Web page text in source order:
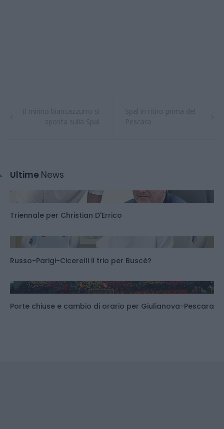
Ultime News
Triennale per Christian D'Errico
Russo-Parigi-Cicerelli il trio per Buscè?
Porte chiuse e cambio di orario per Giulianova-Pescara